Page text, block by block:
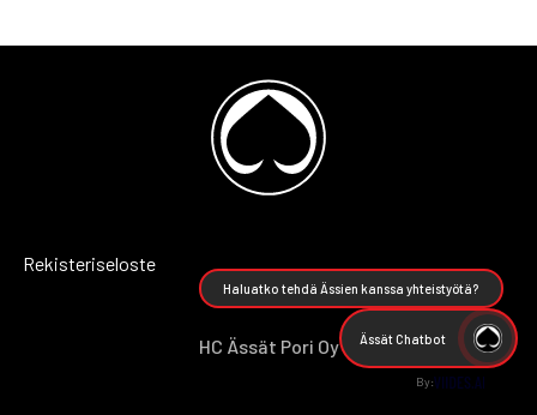
Rekisteriseloste
HC Ässät Pori Oy
Haluatko tehdä Ässien kanssa yhteistyötä?
Ässät Chatbot
By: